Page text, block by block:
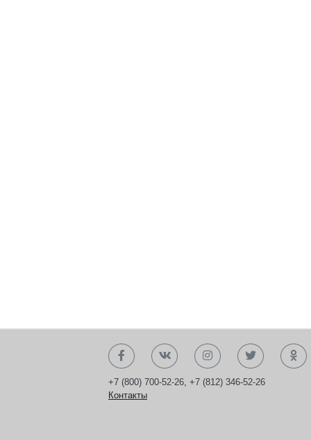
+7 (800) 700-52-26, +7 (812) 346-52-26
Контакты